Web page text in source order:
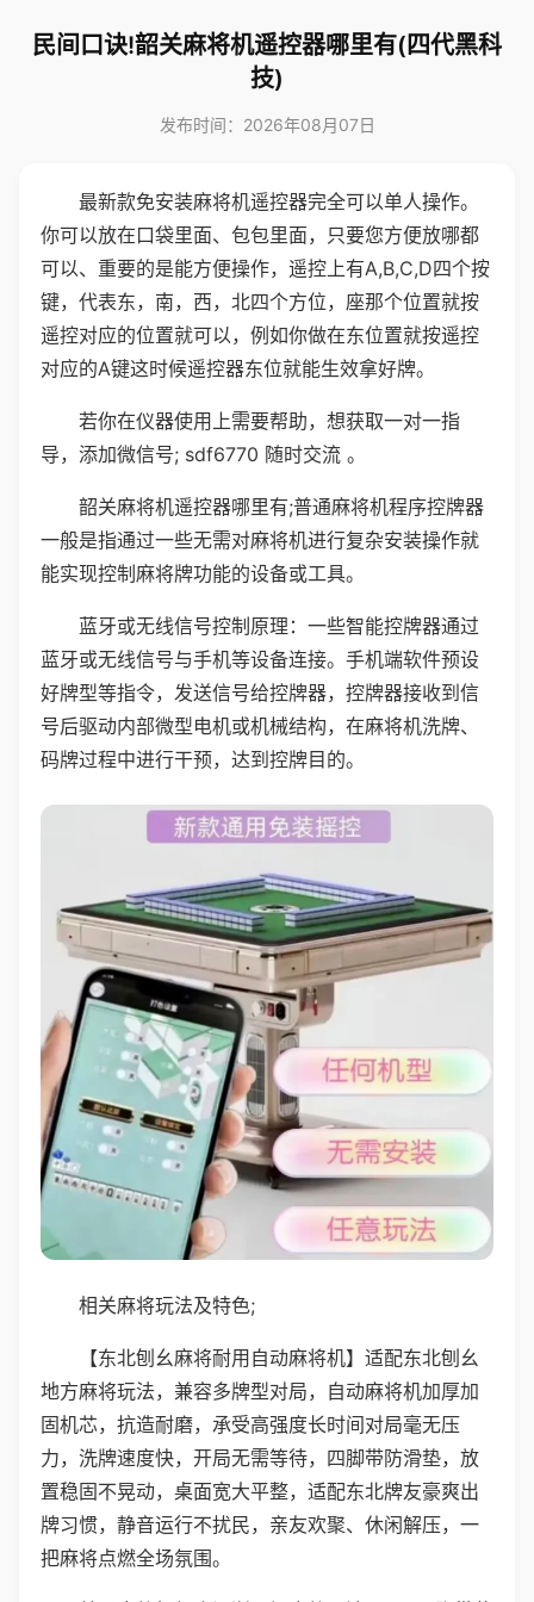
民间口诀!韶关麻将机遥控器哪里有(四代黑科
技)
发布时间：2026年08月07日
最新款免安装麻将机遥控器完全可以单人操作。
你可以放在口袋里面、包包里面，只要您方便放哪都
可以、重要的是能方便操作，遥控上有A,B,C,D四个按
键，代表东，南，西，北四个方位，座那个位置就按
遥控对应的位置就可以，例如你做在东位置就按遥控
对应的A键这时候遥控器东位就能生效拿好牌。
若你在仪器使用上需要帮助，想获取一对一指
导，添加微信号; sdf6770 随时交流 。
韶关麻将机遥控器哪里有;普通麻将机程序控牌器
一般是指通过一些无需对麻将机进行复杂安装操作就
能实现控制麻将牌功能的设备或工具。
蓝牙或无线信号控制原理：一些智能控牌器通过
蓝牙或无线信号与手机等设备连接。手机端软件预设
好牌型等指令，发送信号给控牌器，控牌器接收到信
号后驱动内部微型电机或机械结构，在麻将机洗牌、
码牌过程中进行干预，达到控牌目的。
相关麻将玩法及特色;
【东北刨幺麻将耐用自动麻将机】适配东北刨幺
地方麻将玩法，兼容多牌型对局，自动麻将机加厚加
固机芯，抗造耐磨，承受高强度长时间对局毫无压
力，洗牌速度快，开局无需等待，四脚带防滑垫，放
置稳固不晃动，桌面宽大平整，适配东北牌友豪爽出
牌习惯，静音运行不扰民，亲友欢聚、休闲解压，一
把麻将点燃全场氛围。